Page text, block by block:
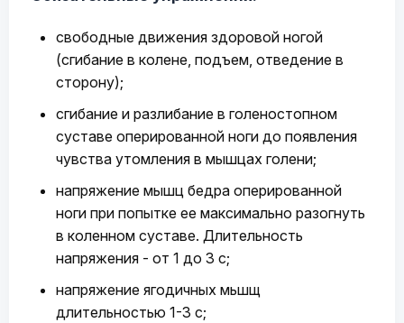
свободные движения здоровой ногой
(сгибание в колене, подъем, отведение в
сторону);
сгибание и разлибание в голеностопном
суставе оперированной ноги до появления
чувства утомления в мышцах голени;
напряжение мышц бедра оперированной
ноги при попытке ее максимально разогнуть
в коленном суставе. Длительность
напряжения - от 1 до 3 с;
напряжение ягодичных мьшщ
длительностью 1-3 с;